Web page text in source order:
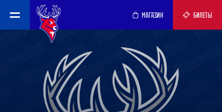
МАГАЗИН БИЛЕТЫ